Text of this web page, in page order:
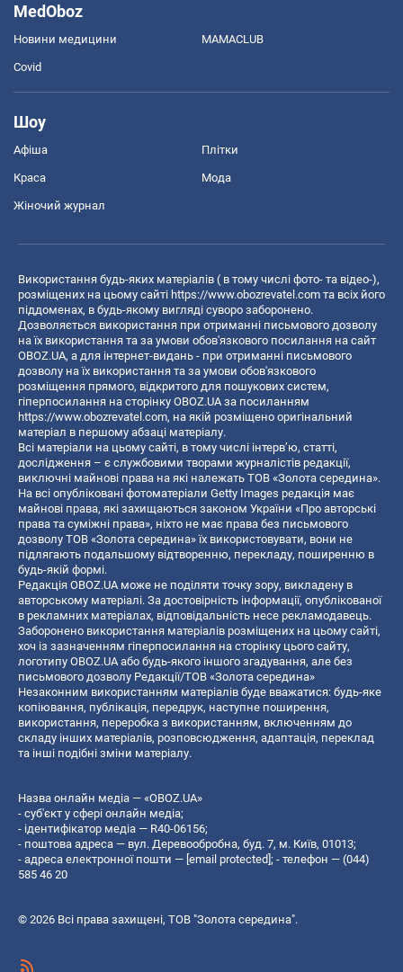
MedOboz
Новини медицини MAMACLUB
Covid
Шоу
Афіша Плітки
Краса Мода
Жіночий журнал
Використання будь-яких матеріалів ( в тому числі фото- та відео-),
розміщених на цьому сайті https://www.obozrevatel.com та всіх його
піддоменах, в будь-якому вигляді суворо заборонено.
Дозволяється використання при отриманні письмового дозволу
на їх використання та за умови обов'язкового посилання на сайт
OBOZ.UA, а для інтернет-видань - при отриманні письмового
дозволу на їх використання та за умови обов'язкового
розміщення прямого, відкритого для пошукових систем,
гіперпосилання на сторінку OBOZ.UA за посиланням
https://www.obozrevatel.com, на якій розміщено оригінальний
матеріал в першому абзаці матеріалу.
Всі матеріали на цьому сайті, в тому числі інтерв’ю, статті,
дослідження – є службовими творами журналістів редакції,
виключні майнові права на які належать ТОВ «Золота середина».
На всі опубліковані фотоматеріали Getty Images редакція має
майнові права, які захищаються законом України «Про авторські
права та суміжні права», ніхто не має права без письмового
дозволу ТОВ «Золота середина» їх використовувати, вони не
підлягають подальшому відтворенню, перекладу, поширенню в
будь-якій формі.
Редакція OBOZ.UA може не поділяти точку зору, викладену в
авторському матеріалі. За достовірність інформації, опублікованої
в рекламних матеріалах, відповідальність несе рекламодавець.
Заборонено використання матеріалів розміщених на цьому сайті,
хоч із зазначенням гіперпосилання на сторінку цього сайту,
логотипу OBOZ.UA або будь-якого іншого згадування, але без
письмового дозволу Редакції/ТОВ «Золота середина»
Незаконним використанням матеріалів буде вважатися: будь-яке
копiювання, публiкацiя, передрук, наступне поширення,
використання, переробка з використанням, включенням до
складу інших матеріалів, розповсюдження, адаптація, переклад
та інші подібні зміни матеріалу.
Назва онлайн медіа — «OBOZ.UA»
- суб'єкт у сфері онлайн медіа;
- ідентифікатор медіа — R40-06156;
- поштова адреса — вул. Деревообробна, буд. 7, м. Київ, 01013;
- адреса електронної пошти — [email protected] ; - телефон — (044)
585 46 20
© 2026 Всі права захищені, ТОВ "Золота середина".